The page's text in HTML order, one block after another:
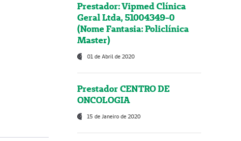
Prestador: Vipmed Clínica
Geral Ltda, 51004349-0
(Nome Fantasia: Policlínica
Master)
01 de Abril de 2020
Prestador CENTRO DE
ONCOLOGIA
15 de Janeiro de 2020